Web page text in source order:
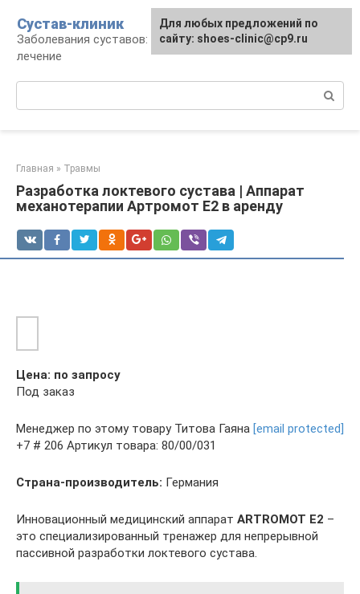
контенту
Сустав-клиник
Заболевания суставов: профилактика и
лечение
Главная » Травмы
Разработка локтевого сустава | Аппарат
механотерапии Артромот Е2 в аренду
Цена: по запросу
Под заказ
Менеджер по этому товару Титова Гаяна [email protected]
+7 # 206 Артикул товара: 80/00/031
Страна-производитель: Германия
Инновационный медицинский аппарат ARTROMOT E2 –
это специализированный тренажер для непрерывной
пассивной разработки локтевого сустава.
Для любых предложений по
сайту: shoes-clinic@cp9.ru